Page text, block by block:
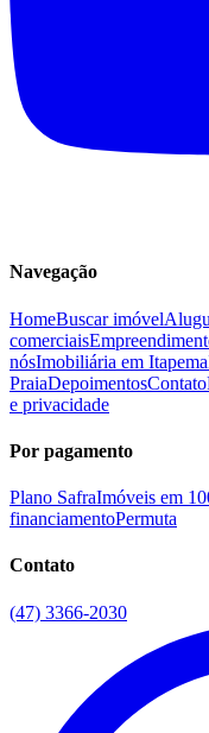
Navegação
HomeBuscar imóvel
comerciais
nósImobiliária em Itapema
PraiaDepoimentosContato
e privacidade
Por pagamento
Plano SafraImóveis em
financiamentoPermuta
Contato
(47) 3366-2030